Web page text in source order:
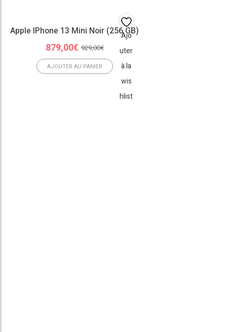
Ajo
uter
à la
wis
hlist
Apple IPhone 13 Mini Noir (256 GB)
929,00€
Le
prix
initial
879,00€Le
prix
actuel
AJOUTER AU PANIER